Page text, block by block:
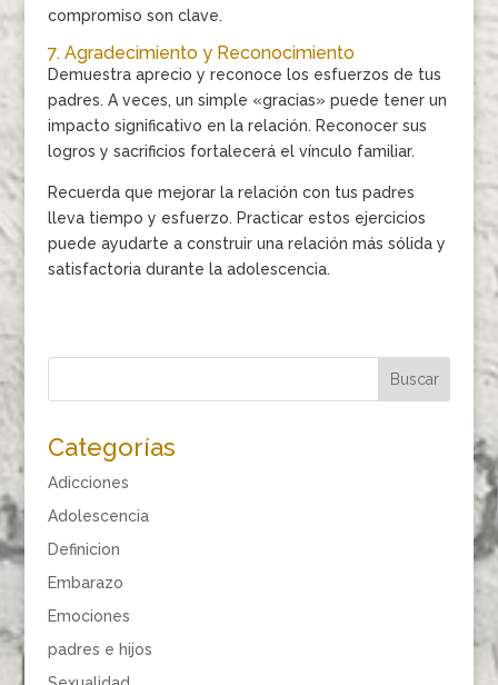
compromiso son clave.
7. Agradecimiento y Reconocimiento
Demuestra aprecio y reconoce los esfuerzos de tus
padres. A veces, un simple «gracias» puede tener un
impacto significativo en la relación. Reconocer sus
logros y sacrificios fortalecerá el vínculo familiar.
Recuerda que mejorar la relación con tus padres
lleva tiempo y esfuerzo. Practicar estos ejercicios
puede ayudarte a construir una relación más sólida y
satisfactoria durante la adolescencia.
Categorías
Adicciones
Adolescencia
Definicion
Embarazo
Emociones
padres e hijos